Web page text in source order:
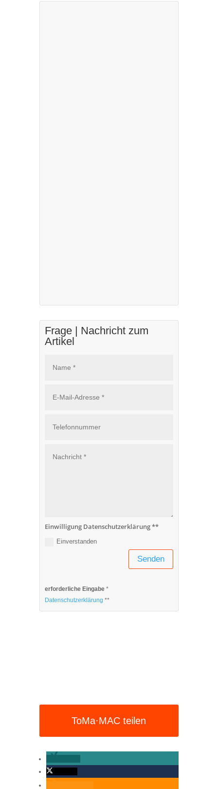
Frage | Nachricht zum
Artikel
Einwilligung Datenschutzerklärung **
Einverstanden
Senden
erforderliche Eingabe*
Datenschutzerklärung **
ToMa·MAC teilen